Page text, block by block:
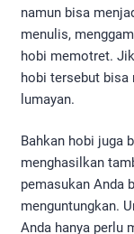
namun bisa
menulis,
hobi memotret.
hobi tersebut bisa
lumayan.
Bahkan hobi juga
menghasilkan
pemasukan Anda
menguntungkan.
Anda hanya perlu